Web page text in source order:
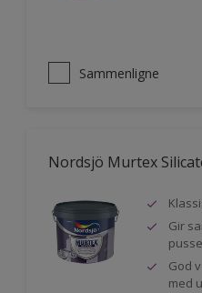
Sammenligne
Nordsjö Murtex
Gir
God
med